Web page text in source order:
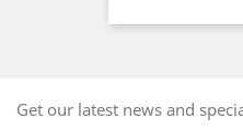
Get our latest news and